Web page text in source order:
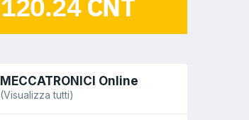
MECCATRONICI Online
(Visualizza tutti)